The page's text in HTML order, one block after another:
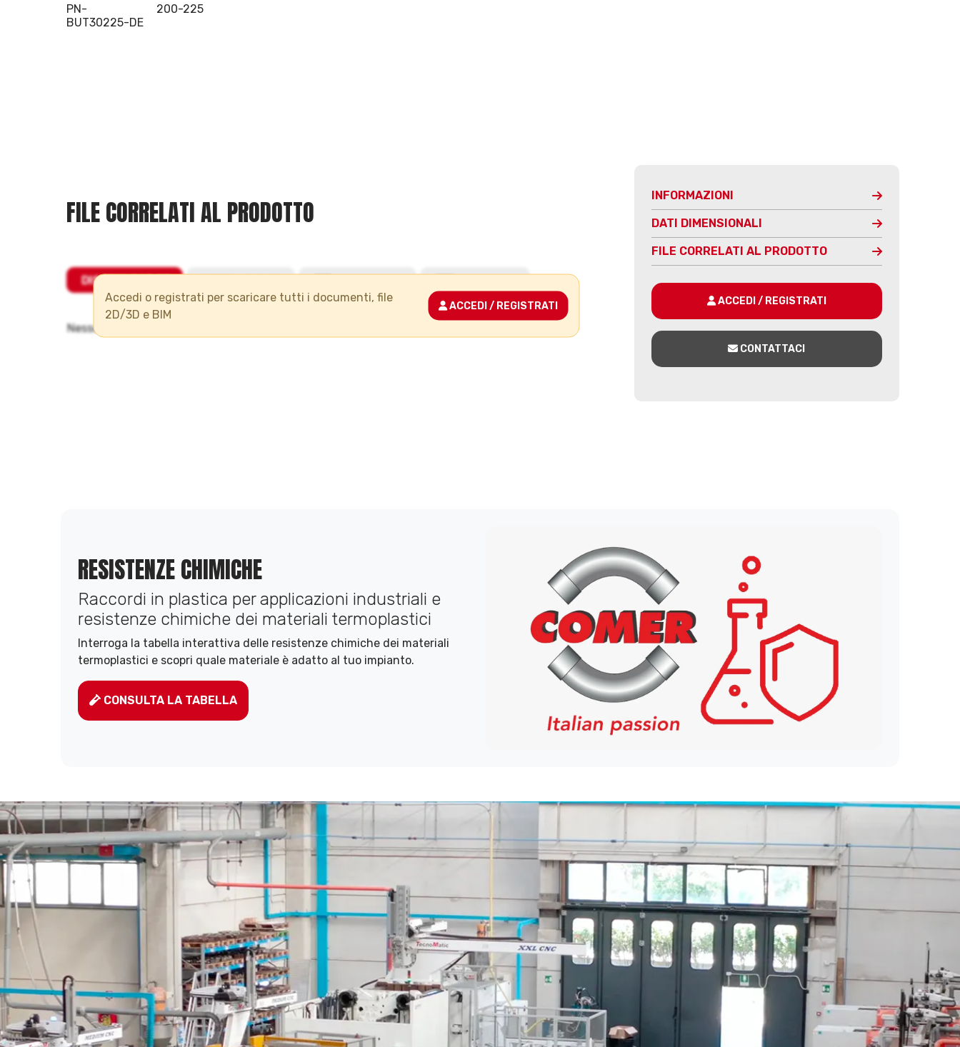
PN-
BUT30225-DE
200-225
FILE CORRELATI AL PRODOTTO
Accedi o registrati per scaricare tutti i documenti, file
2D/3D e BIM
ACCEDI / REGISTRATI
INFORMAZIONI
DATI DIMENSIONALI
FILE CORRELATI AL PRODOTTO
ACCEDI / REGISTRATI
CONTATTACI
RESISTENZE CHIMICHE
Raccordi in plastica per applicazioni industriali e
resistenze chimiche dei materiali termoplastici
Interroga la tabella interattiva delle resistenze chimiche dei materiali
termoplastici e scopri quale materiale è adatto al tuo impianto.
CONSULTA LA TABELLA